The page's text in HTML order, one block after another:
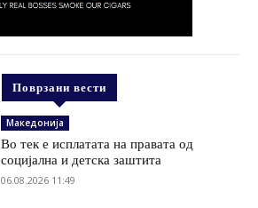
Поврзани вести
Македонија
Во тек е исплатата на правата од
социјална и детска заштита
06.08.2026 11:49